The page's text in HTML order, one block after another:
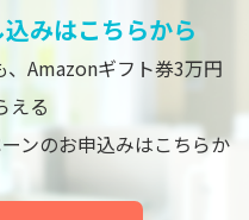
みはこちらから
Amazonギフト券3万円
える
ンのお申込みはこちらか